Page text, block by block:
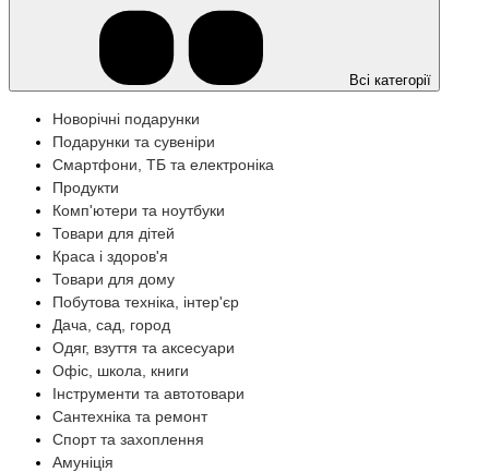
Всі категорії
Новорічні подарунки
Подарунки та сувеніри
Смартфони, ТБ та електроніка
Продукти
Комп'ютери та ноутбуки
Товари для дітей
Краса і здоров'я
Товари для дому
Побутова техніка, інтер'єр
Дача, сад, город
Одяг, взуття та аксесуари
Офіс, школа, книги
Інструменти та автотовари
Сантехніка та ремонт
Спорт та захоплення
Амуніція